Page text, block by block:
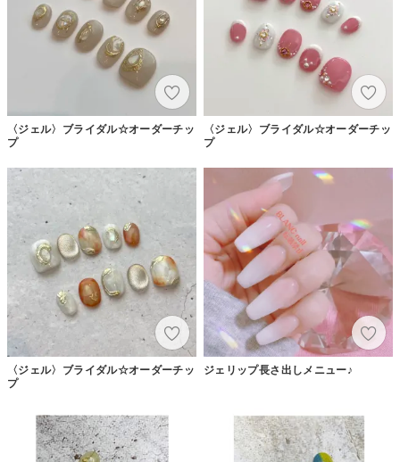
〈ジェル〉ブライダル☆オーダーチッ
プ
〈ジェル〉ブライダル☆オーダーチッ
プ
〈ジェル〉ブライダル☆オーダーチッ
プ
ジェリップ長さ出しメニュー♪